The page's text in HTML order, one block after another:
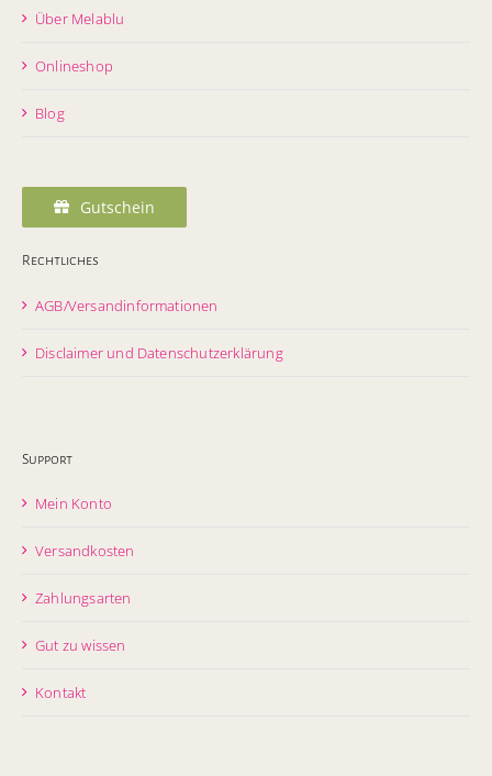
Über Melablu
Onlineshop
Blog
Gutschein
Rechtliches
AGB/Versandinformationen
Disclaimer und Datenschutzerklärung
Support
Mein Konto
Versandkosten
Zahlungsarten
Gut zu wissen
Kontakt